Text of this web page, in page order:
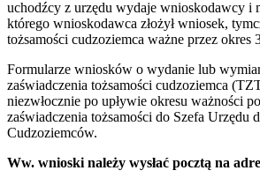
uchodźcy z urzędu wydaje wnioskodawcy i
którego wnioskodawca złożył wniosek,
tożsamości cudzoziemca ważne przez okres
Formularze wniosków o wydanie lub
zaświadczenia tożsamości cudzoziemca
niezwłocznie po upływie okresu ważności
zaświadczenia tożsamości do Szefa Urzędu
Cudzoziemców.
Ww. wnioski należy wysłać pocztą na